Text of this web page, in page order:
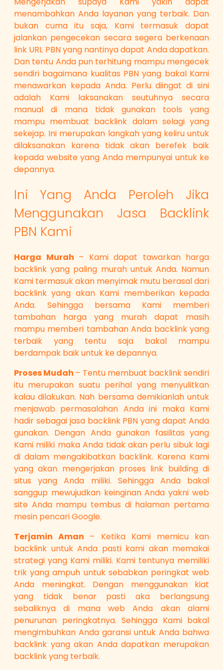
menambahkan Anda layanan yang terbaik. Dan
bukan cuma itu saja, Kami termasuk dapat
jalankan pengecekan secara segera berkenaan
link URL PBN yang nantinya dapat Anda dapatkan.
Dan tentu Anda pun terhitung mampu mengecek
sendiri bagaimana kualitas PBN yang bakal Kami
menawarkan kepada Anda. Perlu diingat di sini
adalah Kami laksanakan seutuhnya secara
manual di mana tidak gunakan tools yang
mampu membuat backlink dalam selagi yang
sekejap. Ini merupakan langkah yang keliru untuk
dilaksanakan karena tidak akan berefek baik
kepada website yang Anda mempunyai untuk ke
depannya.
Ini Yang Anda Peroleh Jika
Menggunakan Jasa Backlink
PBN Kami
Harga Murah – Kami dapat tawarkan harga
backlink yang paling murah untuk Anda. Namun
Kami termasuk akan menyimak mutu berasal dari
backlink yang akan Kami memberikan kepada
Anda. Sehingga bersama Kami memberi
tambahan harga yang murah dapat masih
mampu memberi tambahan Anda backlink yang
terbaik yang tentu saja bakal mampu
berdampak baik untuk ke depannya.
Proses Mudah – Tentu membuat backlink sendiri
itu merupakan suatu perihal yang menyulitkan
kalau dilakukan. Nah bersama demikianlah untuk
menjawab permasalahan Anda ini maka Kami
hadir sebagai jasa backlink PBN yang dapat Anda
gunakan. Dengan Anda gunakan fasilitas yang
Kami miliki maka Anda tidak akan perlu sibuk lagi
di dalam mengakibatkan backlink. Karena Kami
yang akan mengerjakan proses link building di
situs yang Anda miliki. Sehingga Anda bakal
sanggup mewujudkan keinginan Anda yakni web
site Anda mampu tembus di halaman pertama
mesin pencari Google.
Terjamin Aman – Ketika Kami memicu kan
backlink untuk Anda pasti kami akan memakai
strategi yang Kami miliki. Kami tentunya memiliki
trik yang ampuh untuk sebabkan peringkat web
Anda meningkat. Dengan menggunakan kiat
yang tidak benar pasti aka berlangsung
sebaliknya di mana web Anda akan alami
penurunan peringkatnya. Sehingga Kami bakal
mengimbuhkan Anda garansi untuk Anda bahwa
backlink yang akan Anda dapatkan merupakan
backlink yang terbaik.